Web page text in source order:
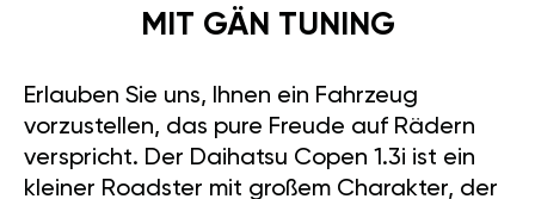
IT GÄN TUNING
Erlauben Sie uns, Ihnen ein Fahrzeug
vorzustellen, das pure Freude auf Rädern
verspricht. Der Daihatsu Copen 1.3i ist ein
kleiner Roadster mit großem Charakter, der